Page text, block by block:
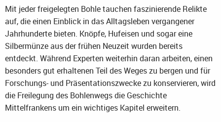
Mit jeder freigelegten Bohle tauchen faszinierende Relikte
auf, die einen Einblick in das Alltagsleben vergangener
Jahrhunderte bieten. Knöpfe, Hufeisen und sogar eine
Silbermünze aus der frühen Neuzeit wurden bereits
entdeckt. Während Experten weiterhin daran arbeiten, einen
besonders gut erhaltenen Teil des Weges zu bergen und für
Forschungs- und Präsentationszwecke zu konservieren, wird
die Freilegung des Bohlenwegs die Geschichte
Mittelfrankens um ein wichtiges Kapitel erweitern.